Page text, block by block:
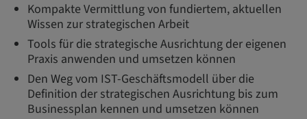
Kompakte Vermittlung von fundiertem, aktuellen
Wissen zur strategischen Arbeit
Tools für die strategische Ausrichtung der eigenen
Praxis anwenden und umsetzen können
Den Weg vom IST-Geschäftsmodell über die
Definition der strategischen Ausrichtung bis zum
Businessplan kennen und umsetzen können